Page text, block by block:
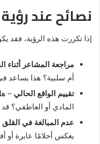
نصائح عند
إذا تكررت هذه الرؤية، فقد
مراجعة المشاعر أثناء
أم سلبية؟ هذا يساعد
تقييم الواقع الحالي –
المادي أو العاطفي؟ قد
عدم المبالغة في القلق
يعكس أحلامًا عابرة أو